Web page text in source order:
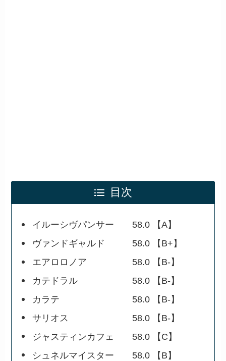
目次
イルーシヴパンサー 58.0 【A】
ヴァンドギャルド 58.0 【B+】
エアロロノア 58.0 【B-】
カテドラル 58.0 【B-】
カラテ 58.0 【B-】
サリオス 58.0 【B-】
ジャスティンカフェ 58.0 【C】
シュネルマイスター 58.0 【B】